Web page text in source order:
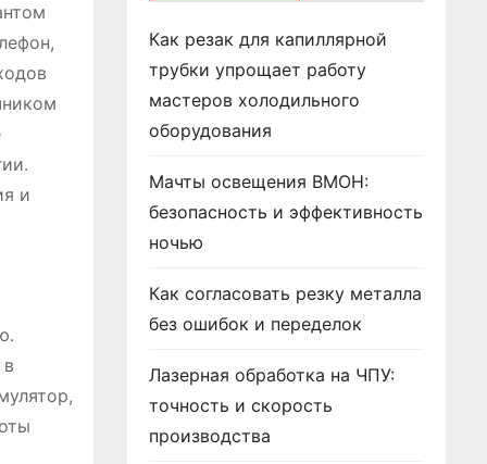
и
Как резак для капиллярной
трубки упрощает работу
мастеров холодильного
оборудования
Мачты освещения ВМОН:
безопасность и эффективность
ночью
Как согласовать резку металла
без ошибок и переделок
Лазерная обработка на ЧПУ:
точность и скорость
производства